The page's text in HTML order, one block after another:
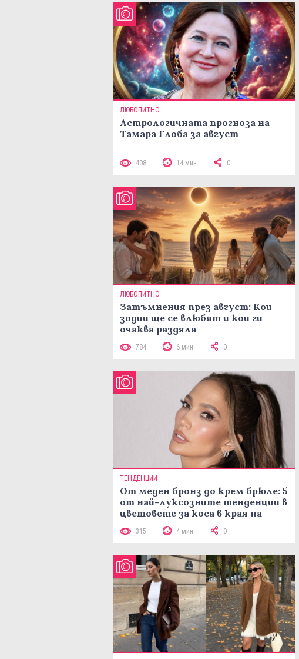
ЛЮБОПИТНО
Астрологичната прогноза на
Тамара Глоба за август
408 14 мин 0
ЛЮБОПИТНО
Затъмнения през август: Кои
зодии ще се влюбят и кои ги
очаква раздяла
784 6 мин 0
ТЕНДЕНЦИИ
От меден бронз до крем брюле: 5
от най-луксозните тенденции в
цветовете за коса в края на
315 4 мин 0